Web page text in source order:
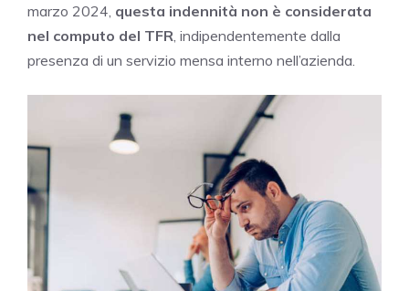
marzo 2024, questa indennità non è considerata
nel computo del TFR , indipendentemente dalla
presenza di un servizio mensa interno nell’azienda.